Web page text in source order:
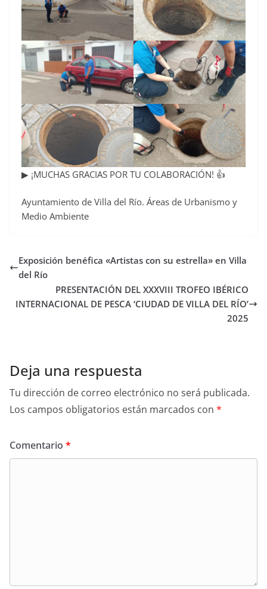
▶ ¡MUCHAS GRACIAS POR TU COLABORACIÓN! 👍
Ayuntamiento de Villa del Río. Áreas de Urbanismo y
Medio Ambiente
Exposición benéfica «Artistas con su estrella» en Villa
del Río
PRESENTACIÓN DEL XXXVIII TROFEO IBÉRICO
INTERNACIONAL DE PESCA ‘CIUDAD DE VILLA DEL RÍO’
2025
Deja una respuesta
Tu dirección de correo electrónico no será publicada.
Los campos obligatorios están marcados con *
Comentario *